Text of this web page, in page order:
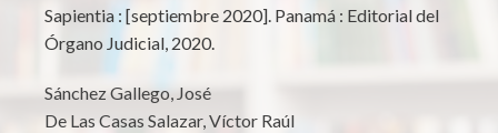
Sapientia : [septiembre 2020]. Panamá : Editorial del
Órgano Judicial, 2020.
Sánchez Gallego, José
De Las Casas Salazar, Víctor Raúl